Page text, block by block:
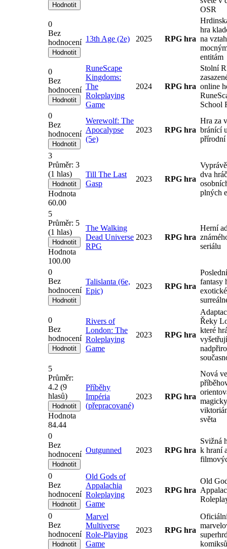
OSR
0
Bez
hodnocení 13th Age (2e) 2025 RPG hra
hra
na
entitám
0
Bez
hodnocení
RuneScape
Kingdoms:
The
Roleplaying
Game
2024 RPG hra
Stolní
online
School
0
Bez
hodnocení
Werewolf: The
Apocalypse
(5e)
2023 RPG hra
Hra za
bránící
přírodní
3
Průměr: 3
(1 hlas)
Hodnota
60.00
Till The Last
Gasp
2023 RPG hra
dva
plných
5
Průměr: 5
(1 hlas)
Hodnota
100.00
The Walking
Dead Universe
RPG
2023 RPG hra
Herní
seriálu
0
Bez
hodnocení
Talislanta (6e,
Epic)
2023 RPG hra
fantasy
0
Bez
hodnocení
Rivers of
London: The
Roleplaying
Game
2023 RPG hra
Řeky
které
vyšetřují
5
Průměr:
4.2 (9
hlasů)
Hodnota
84.44
Příběhy
Impéria
(přepracované)
2023 RPG hra
Nová
magicky
světa
0
Bez
hodnocení Outgunned 2023 RPG hra
Svižná
k hraní
0
Bez
hodnocení
Old Gods of
Appalachia
Roleplaying
Game
2023 RPG hra
Old
0
Bez
hodnocení
Marvel
Multiverse
Role-Playing
Game
2023 RPG hra
komiksů